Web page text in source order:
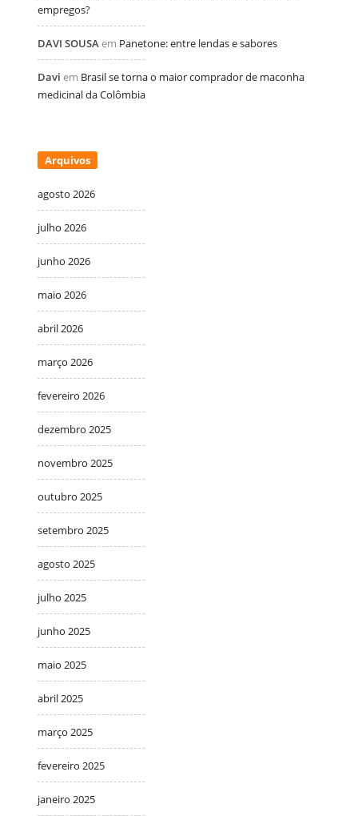
empregos?
DAVI SOUSAem Panetone: entre lendas e sabores
Davi em Brasil se torna o maior comprador de maconha
medicinal da Colômbia
Arquivos
agosto 2026
julho 2026
junho 2026
maio 2026
abril 2026
março 2026
fevereiro 2026
dezembro 2025
novembro 2025
outubro 2025
setembro 2025
agosto 2025
julho 2025
junho 2025
maio 2025
abril 2025
março 2025
fevereiro 2025
janeiro 2025